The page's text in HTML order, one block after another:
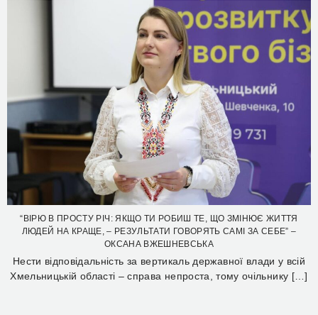
“ВІРЮ В ПРОСТУ РІЧ: ЯКЩО ТИ РОБИШ ТЕ, ЩО ЗМІНЮЄ ЖИТТЯ
ЛЮДЕЙ НА КРАЩЕ, – РЕЗУЛЬТАТИ ГОВОРЯТЬ САМІ ЗА СЕБЕ” –
ОКСАНА ВЖЕШНЕВСЬКА
Нести відповідальність за вертикаль державної влади у всій
Хмельницькій області – справа непроста, тому очільнику […]